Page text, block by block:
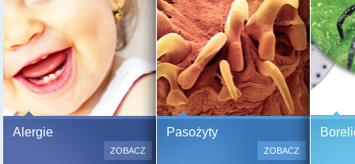
Alergie
Bezbolesne testy alergiczne
500 alergenów oraz zabiegi
odczulające.
ZOBACZ
Pasożyty
ZOBACZ